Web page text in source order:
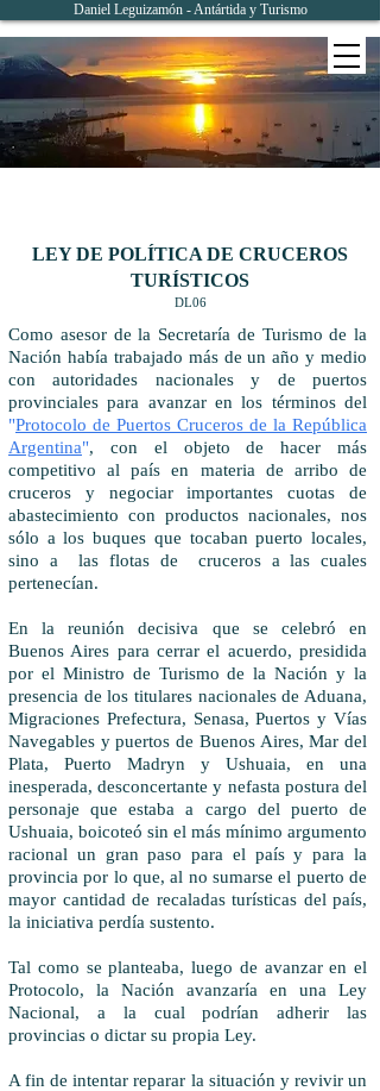
Daniel Leguizamón - Antártida y Turismo
LEY DE POLÍTICA DE CRUCEROS
TURÍSTICOS
DL06
Como asesor de la Secretaría de Turismo de la
Nación había trabajado más de un año y medio
con autoridades nacionales y de puertos
provinciales para avanzar en los términos del
"Protocolo de Puertos Cruceros de la República
Argentina", con el objeto de hacer más
competitivo al país en materia de arribo de
cruceros y negociar importantes cuotas de
abastecimiento con productos nacionales, nos
sólo a los buques que tocaban puerto locales,
sino a las flotas de cruceros a las cuales
pertenecían.
En la reunión decisiva que se celebró en
Buenos Aires para cerrar el acuerdo, presidida
por el Ministro de Turismo de la Nación y la
presencia de los titulares nacionales de Aduana,
Migraciones Prefectura, Senasa, Puertos y Vías
Navegables y puertos de Buenos Aires, Mar del
Plata, Puerto Madryn y Ushuaia, en una
inesperada, desconcertante y nefasta postura del
personaje que estaba a cargo del puerto de
Ushuaia, boicoteó sin el más mínimo argumento
racional un gran paso para el país y para la
provincia por lo que, al no sumarse el puerto de
mayor cantidad de recaladas turísticas del país,
la iniciativa perdía sustento.
Tal como se planteaba, luego de avanzar en el
Protocolo, la Nación avanzaría en una Ley
Nacional, a la cual podrían adherir las
provincias o dictar su propia Ley.
A fin de intentar reparar la situación y revivir un